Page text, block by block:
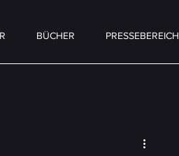
BÜCHER PRESSEBEREICH